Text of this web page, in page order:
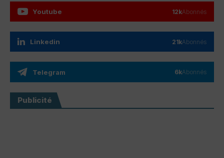
Youtube 12kAbonnés
Linkedin 21kAbonnés
Telegram 6kAbonnés
Publicité